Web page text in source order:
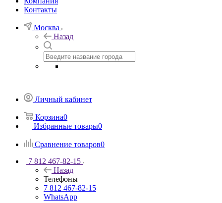
Контакты
Москва
Назад
Личный кабинет
Корзина0
Избранные товары0
Сравнение товаров0
7 812 467-82-15
Назад
Телефоны
7 812 467-82-15
WhatsApp